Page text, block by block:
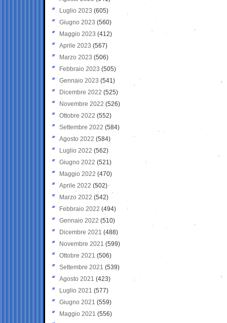
Luglio 2023 (605)
Giugno 2023 (560)
Maggio 2023 (412)
Aprile 2023 (567)
Marzo 2023 (506)
Febbraio 2023 (505)
Gennaio 2023 (541)
Dicembre 2022 (525)
Novembre 2022 (526)
Ottobre 2022 (552)
Settembre 2022 (584)
Agosto 2022 (584)
Luglio 2022 (562)
Giugno 2022 (521)
Maggio 2022 (470)
Aprile 2022 (502)
Marzo 2022 (542)
Febbraio 2022 (494)
Gennaio 2022 (510)
Dicembre 2021 (488)
Novembre 2021 (599)
Ottobre 2021 (506)
Settembre 2021 (539)
Agosto 2021 (423)
Luglio 2021 (577)
Giugno 2021(559)
Maggio 2021 (556)